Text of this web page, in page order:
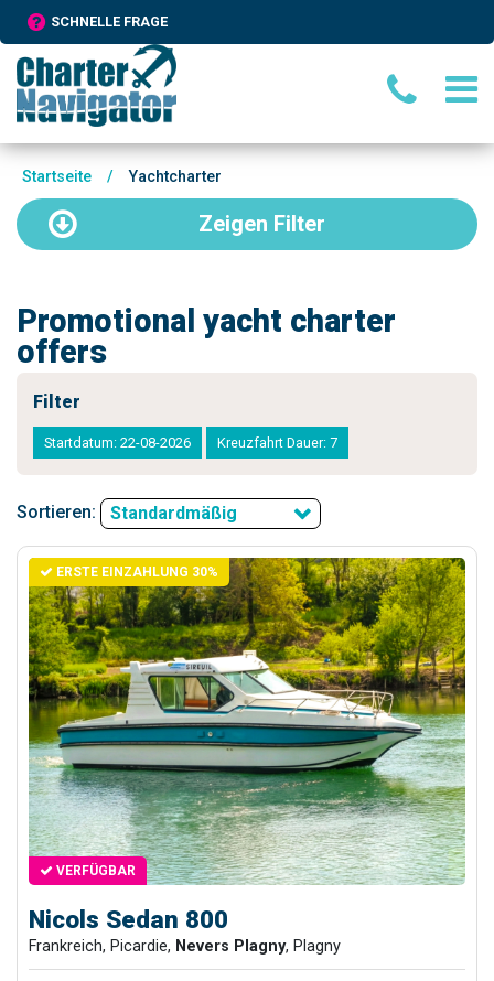
SCHNELLE FRAGE
Startseite / Yachtcharter
Zeigen Filter
Promotional yacht charter
offers
Filter
Startdatum: 22-08-2026 Kreuzfahrt Dauer: 7
Sortieren: Standardmäßig
ERSTE EINZAHLUNG 30%
VERFÜGBAR
Nicols Sedan 800
Frankreich, Picardie, Nevers Plagny, Plagny